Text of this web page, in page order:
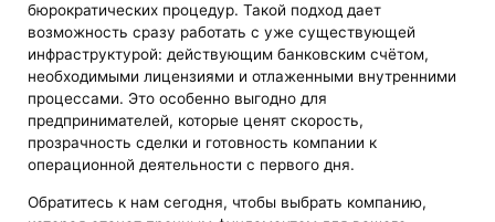
бюрократических процедур. Такой подход дает
возможность сразу работать с уже существующей
инфраструктурой: действующим банковским счётом,
необходимыми лицензиями и отлаженными внутренними
процессами. Это особенно выгодно для
предпринимателей, которые ценят скорость,
прозрачность сделки и готовность компании к
операционной деятельности с первого дня.
Обратитесь к нам сегодня, чтобы выбрать компанию,